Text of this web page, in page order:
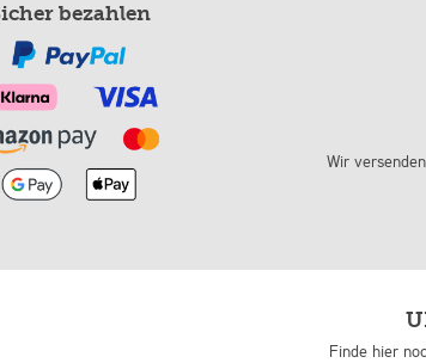
bezahlen
Wir
Finde hier